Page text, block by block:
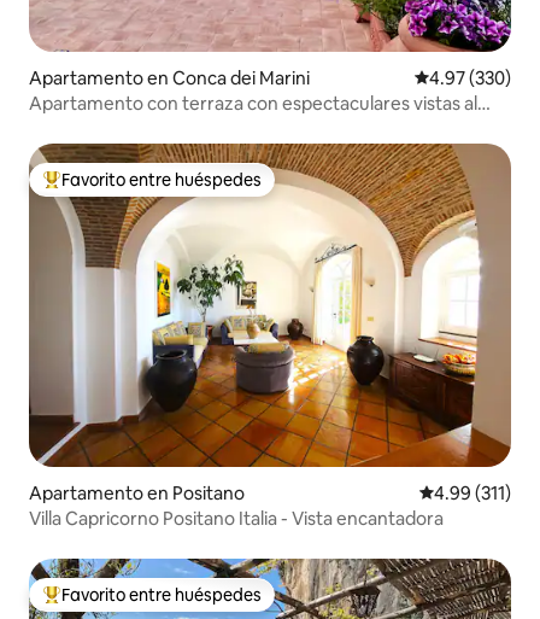
Apartamento en Conca dei Marini Calificación
4.97 (330)
Apartamento con terraza con espectaculares vistas al
Favorito entre huéspedes preferido
Favorito entre huéspedes
Apartamento en Positano Calificación
4.99 (311)
Villa Capricorno Positano Italia - Vista encantadora
Favorito entre huéspedes preferido
Favorito entre huéspedes